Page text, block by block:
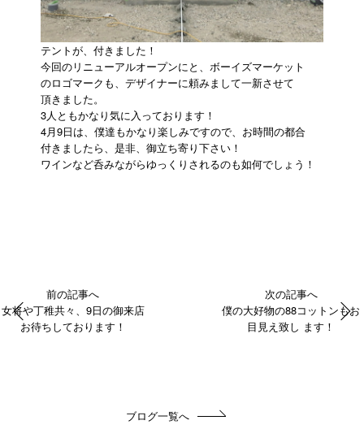
テントが、付きました！
今回のリニューアルオープンにと、ボーイズマーケット
のロゴマークも、デザイナーに頼みまして一新させて
頂きました。
3人ともかなり気に入っております！
4月9日は、僕達もかなり楽しみですので、お時間の都合
付きましたら、是非、御立ち寄り下さい！
ワインなど呑みながらゆっくりされるのも如何でしょう！
前の記事へ
女将や丁稚共々、9日の御来店
お待ちしております！
次の記事へ
僕の大好物の88コットンもお
目見え致し ます！
ブログ一覧へ